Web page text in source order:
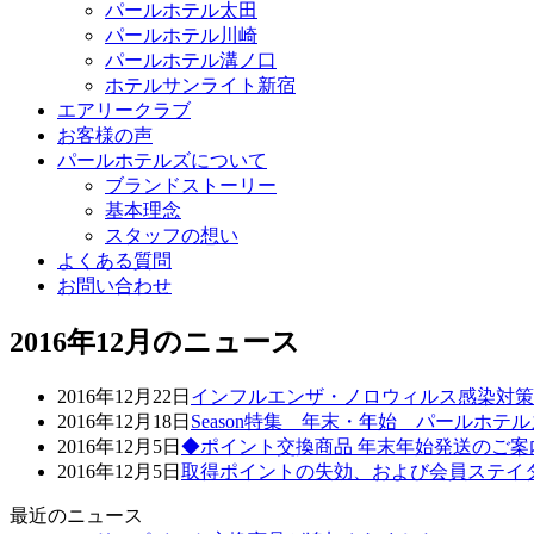
パールホテル太田
パールホテル川崎
パールホテル溝ノ口
ホテルサンライト新宿
エアリークラブ
お客様の声
パールホテルズについて
ブランドストーリー
基本理念
スタッフの想い
よくある質問
お問い合わせ
2016年12月のニュース
2016年12月22日 インフルエンザ・ノロウィルス感染対策
2016年12月18日 Season特集 年末・年始 パールホテル
2016年12月5日 ◆ポイント交換商品 年末年始発送のご
2016年12月5日 取得ポイントの失効、および会員ステイ
最近のニュース